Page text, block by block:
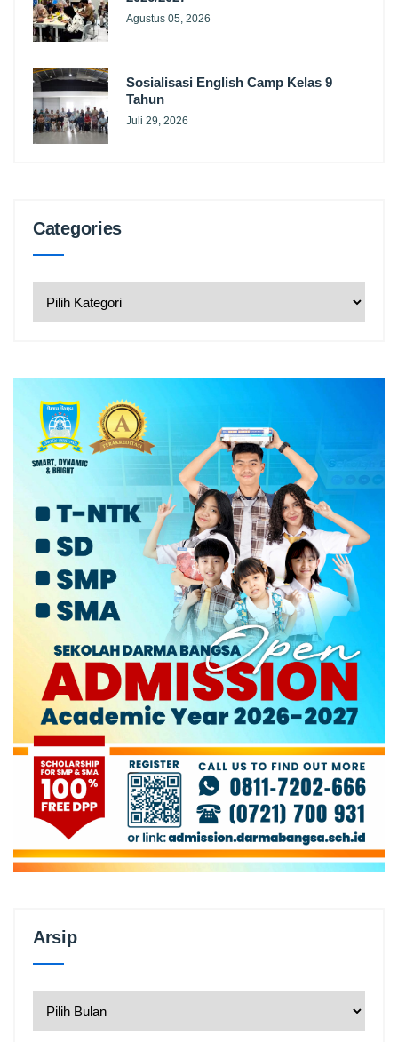
Agustus 05, 2026
Sosialisasi English Camp Kelas 9
Tahun
Juli 29, 2026
Categories
ArsipArsip